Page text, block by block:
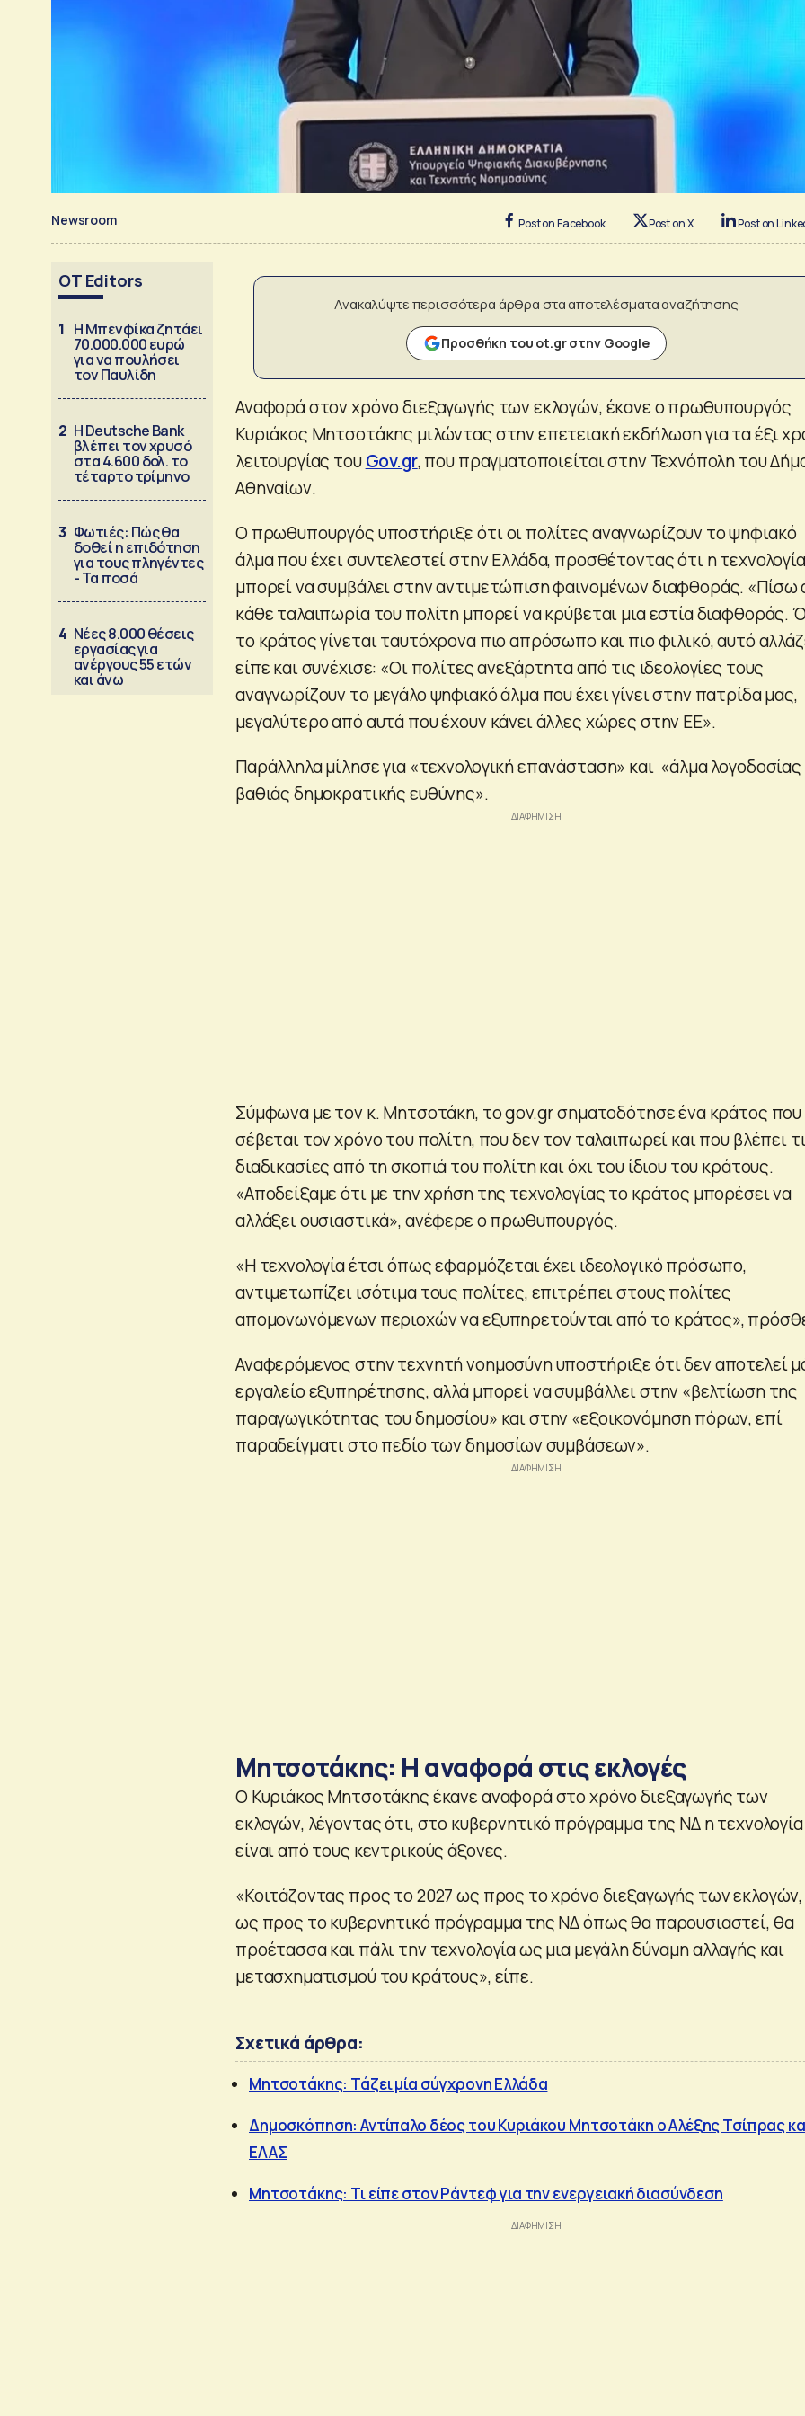
Newsroom Post on Facebook Post on X Post on
OT Editors
1 Η Μπενφίκα ζητάει
70.000.000 ευρώ
για να πουλήσει
τον Παυλίδη
2 Η Deutsche Bank
βλέπει τον χρυσό
στα 4.600 δολ. το
τέταρτο τρίμηνο
3 Φωτιές: Πώς θα
δοθεί η επιδότηση
για τους πληγέντες
- Τα ποσά
4 Νέες 8.000 θέσεις
εργασίας για
ανέργους 55 ετών
και άνω
Ανακαλύψτε περισσότερα άρθρα στα αποτελέσματα αναζήτησης
Προσθήκη του ot.gr στην Google
Αναφορά στον χρόνο διεξαγωγής των εκλογών, έκανε ο πρωθυπουργός
Κυριάκος Μητσοτάκης μιλώντας στην επετειακή εκδήλωση για τα έξι
λειτουργίας τουGov.gr, που πραγματοποιείται στην Τεχνόπολη του
Αθηναίων.
Ο πρωθυπουργός υποστήριξε ότι οι πολίτες αναγνωρίζουν το ψηφιακό
άλμα που έχει συντελεστεί στην Ελλάδα, προσθέτοντας ότι η
μπορεί να συμβάλει στην αντιμετώπιση φαινομένων διαφθοράς. «Πίσω
κάθε ταλαιπωρία του πολίτη μπορεί να κρύβεται μια εστία διαφθοράς.
το κράτος γίνεται ταυτόχρονα πιο απρόσωπο και πιο φιλικό, αυτό
είπε και συνέχισε: «Οι πολίτες ανεξάρτητα από τις ιδεολογίες τους
αναγνωρίζουν το μεγάλο ψηφιακό άλμα που έχει γίνει στην πατρίδα μας,
μεγαλύτερο από αυτά που έχουν κάνει άλλες χώρες στην ΕΕ».
Παράλληλα μίλησε για «τεχνολογική επανάσταση» και «άλμα λογοδοσίας
βαθιάς δημοκρατικής ευθύνης».
Σύμφωνα με τον κ. Μητσοτάκη, το gov.gr σηματοδότησε ένα κράτος που
σέβεται τον χρόνο του πολίτη, που δεν τον ταλαιπωρεί και που βλέπει
διαδικασίες από τη σκοπιά του πολίτη και όχι του ίδιου του κράτους.
«Αποδείξαμε ότι με την χρήση της τεχνολογίας το κράτος μπορέσει να
αλλάξει ουσιαστικά», ανέφερε ο πρωθυπουργός.
«Η τεχνολογία έτσι όπως εφαρμόζεται έχει ιδεολογικό πρόσωπο,
αντιμετωπίζει ισότιμα τους πολίτες, επιτρέπει στους πολίτες
απομονωνόμενων περιοχών να εξυπηρετούνται από το κράτος»,
Αναφερόμενος στην τεχνητή νοημοσύνη υποστήριξε ότι δεν αποτελεί
εργαλείο εξυπηρέτησης, αλλά μπορεί να συμβάλλει στην «βελτίωση της
παραγωγικότητας του δημοσίου» και στην «εξοικονόμηση πόρων, επί
παραδείγματι στο πεδίο των δημοσίων συμβάσεων».
Μητσοτάκης: Η αναφορά στις εκλογές
Ο Κυριάκος Μητσοτάκης έκανε αναφορά στο χρόνο διεξαγωγής των
εκλογών, λέγοντας ότι, στο κυβερνητικό πρόγραμμα της ΝΔ η
είναι από τους κεντρικούς άξονες.
«Κοιτάζοντας προς το 2027 ως προς το χρόνο διεξαγωγής των εκλογών,
ως προς το κυβερνητικό πρόγραμμα της ΝΔ όπως θα παρουσιαστεί, θα
προέτασσα και πάλι την τεχνολογία ως μια μεγάλη δύναμη αλλαγής και
μετασχηματισμού του κράτους», είπε.
Σχετικά άρθρα:
Μητσοτάκης: Τάζει μία σύγχρονη Ελλάδα
Δημοσκόπηση: Αντίπαλο δέος του Κυριάκου Μητσοτάκη ο Αλέξης Τσίπρας
ΕΛΑΣ
Μητσοτάκης: Τι είπε στον Ράντεφ για την ενεργειακή διασύνδεση